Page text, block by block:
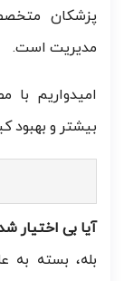
پزشکان
مدیریت است.
امیدواریم
بیشتر و بهبود
آیا بی اختیار
بله، بسته به